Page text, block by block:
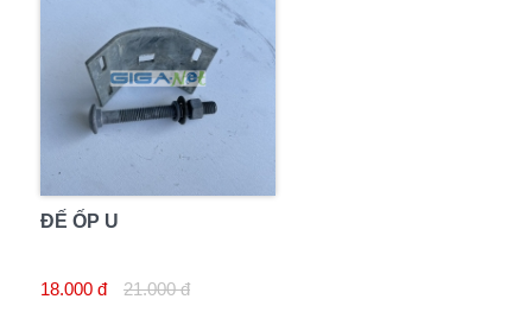
ĐẾ ỐP U
18.000 đ 21.000 đ